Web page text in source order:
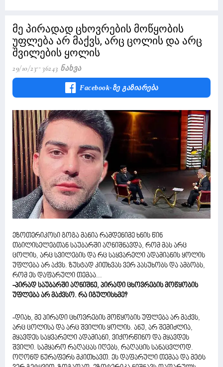
მე პირადად ცხოვრების მოწყობის
უფლება არ მაქვს, არც ცოლის და არც
შვილების ყოლის
29/10/23 36243 Ნახვა
Facebook-Ზე Გაზიარება
ეზოთერიკოსი გოგა მანია რამდენიმე ხნის წინ
თბილისელებთან საუბარში აღნიშნავდა, რომ მას არც
ცოლის, არც სვილების და რც საყვარელი ადამიანის ყოლის
უფლება არ აქვს. ზუსტად კითხვას ვერ პასუხობს და ამბობს,
რომ ეს დაფარული თემაა...
-პირად საუბარში აღნიშნე, პირადი ცხოვრების მოწყობის
უფლება არ მაქვსო. რა იგულისხმე?
-დიახ, მე პირადი ცხოვრების მოწყობის უფლება არ მაქვს,
არც ცოლისა და არც შვილის ყოლის. ანუ, არ შემიძლია,
მყავდეს საყვარელი ადამიანი, ვიქორწინო და მყავდეს
შვილი. სამყარო რაღაცას იღებს, რაღაცის სანაცვლოდ.
ოღონდ ნურაფერს მკითხავთ. ეს დაფარული თემაა და მეტს